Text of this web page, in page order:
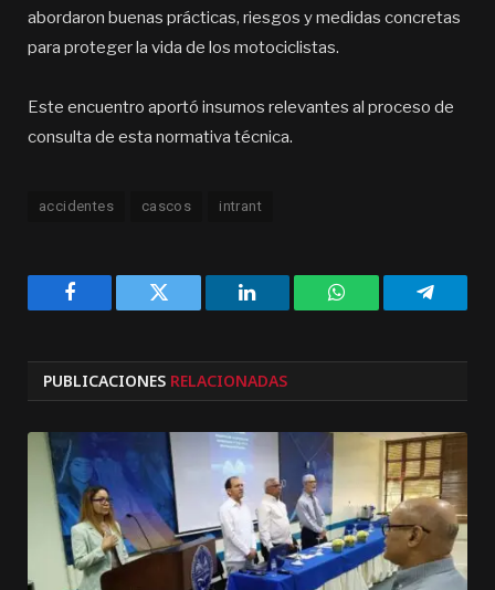
abordaron buenas prácticas, riesgos y medidas concretas
para proteger la vida de los motociclistas.
Este encuentro aportó insumos relevantes al proceso de
consulta de esta normativa técnica.
accidentes cascos intrant
Facebook Twitter LinkedIn WhatsApp
PUBLICACIONES RELACIONADAS